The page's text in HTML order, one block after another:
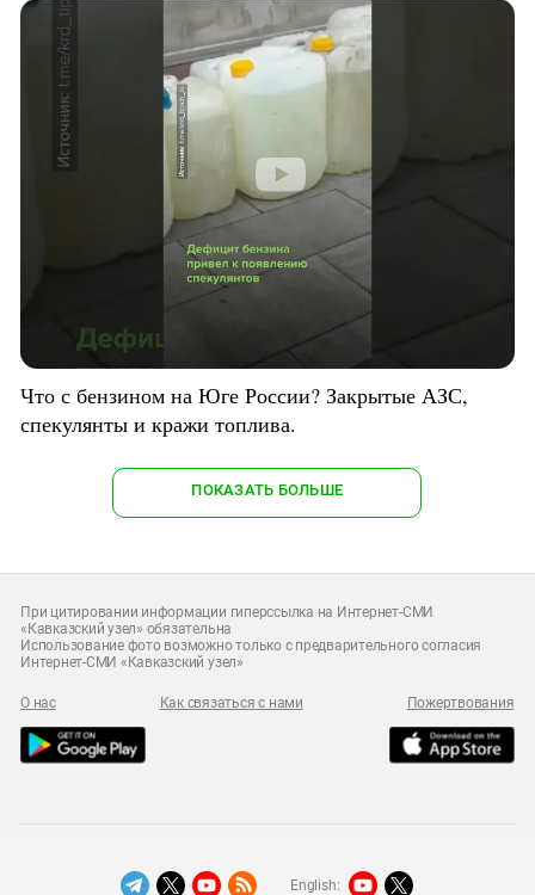
Что с бензином на Юге России? Закрытые АЗС,
спекулянты и кражи топлива.
ПОКАЗАТЬ БОЛЬШЕ
При цитировании информации гиперссылка на Интернет-СМИ
«Кавказский узел» обязательна
Использование фото возможно только с предварительного согласия
Интернет-СМИ «Кавказский узел»
О нас Как связаться с нами Пожертвования
English: